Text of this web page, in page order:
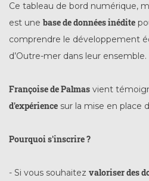
Ce tableau de bord numérique,
est unebase de données inédite
comprendre le développement
d’Outre-mer dans leur ensemble.
Françoise de Palmas vient
d'expérience sur la mise en place
Pourquoi s'inscrire ?
- Si vous souhaitez valoriser des